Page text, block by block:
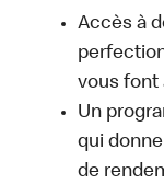
Accès à
vous font
Un
qui
de